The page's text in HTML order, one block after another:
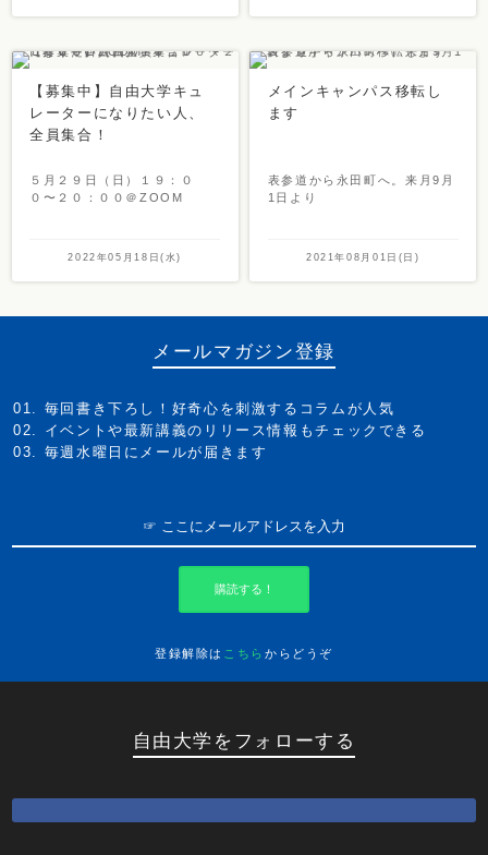
【募集中】自由大学キュ
レーターになりたい人、
全員集合！
５月２９日（日）１９：０
０〜２０：００＠ZOOM
2022年05月18日(水)
メインキャンパス移転し
ます
表参道から永田町へ。来月9月
1日より
2021年08月01日(日)
メールマガジン登録
毎回書き下ろし！好奇心を刺激するコラムが人気
イベントや最新講義のリリース情報もチェックできる
毎週水曜日にメールが届きます
購読する！
登録解除は こちら からどうぞ
自由大学をフォローする